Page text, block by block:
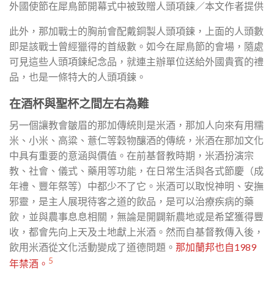
外國使節在犀鳥節開幕式中被致贈人頭項鍊／本文作者提供
此外，那加戰士的胸前會配戴銅製人頭項鍊，上面的人頭數
即是該戰士曾經獵得的首級數。如今在犀鳥節的會場，隨處
可見這些人頭項鍊紀念品，就連主辦單位送給外國貴賓的禮
品，也是一條特大的人頭項鍊。
在酒杯與聖杯之間左右為難
另一個讓教會皺眉的那加傳統則是米酒，那加人向來有用糯
米、小米、高粱、薏仁等穀物釀酒的傳統，米酒在那加文化
中具有重要的意涵與價值。在前基督教時期，米酒扮演宗
教、社會、儀式、藥用等功能，在日常生活與各式節慶（成
年禮、豐年祭等）中都少不了它。米酒可以取悅神明、安撫
邪靈，是主人展現待客之道的飲品，是可以治療疾病的藥
飲，並與農事息息相關，無論是開闢新農地或是希望獲得豐
收，都會先向上天及土地獻上米酒。然而自基督教傳入後，
飲用米酒從文化活動變成了道德問題。 那加蘭邦也自1989
年禁酒。 5